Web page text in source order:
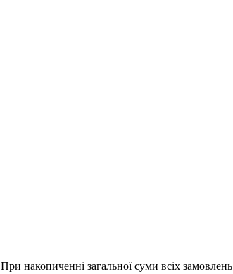
При накопиченні загальної суми всіх замовлень